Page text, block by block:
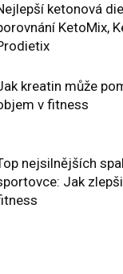
ketonová
KetoMix,
kreatin může
v fitness
nejsilnějších
Jak